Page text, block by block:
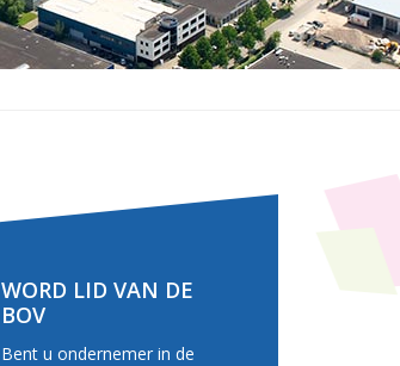
WORD LID VAN DE
BOV
Bent u ondernemer in de